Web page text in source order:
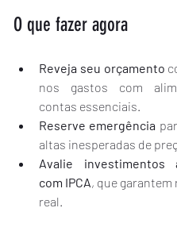
O que fazer agora
Reveja seu orçamento
nos gastos com
contas essenciais.
Reserve emergência
altas inesperadas de
Avalie investimentos
com IPCA, que
real.